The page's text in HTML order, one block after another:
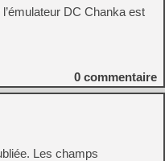
DC Chanka est
0 commentaire
Les champs